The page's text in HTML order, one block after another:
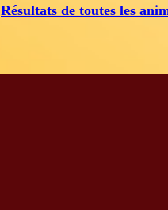
Résultats de toutes les